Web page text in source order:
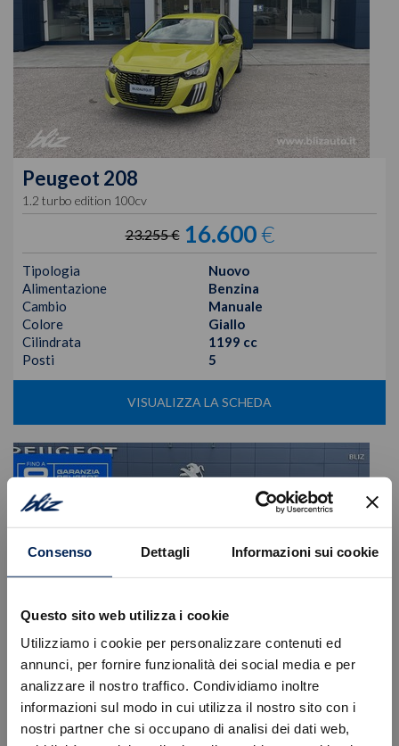
Consenso Dettagli Informazioni sui cookie
Questo sito web utilizza i cookie
Utilizziamo i cookie per personalizzare contenuti ed
annunci, per fornire funzionalità dei social media e per
analizzare il nostro traffico. Condividiamo inoltre
informazioni sul modo in cui utilizza il nostro sito con i
nostri partner che si occupano di analisi dei dati web,
Peugeot 208
1.2 turbo edition 100cv
23.255 € 16.600€
Tipologia
Nuovo
Alimentazione
Benzina
Cambio
Manuale
Colore
Giallo
Cilindrata
1199 cc
Posti
5
VISUALIZZA LA SCHEDA
Peugeot208